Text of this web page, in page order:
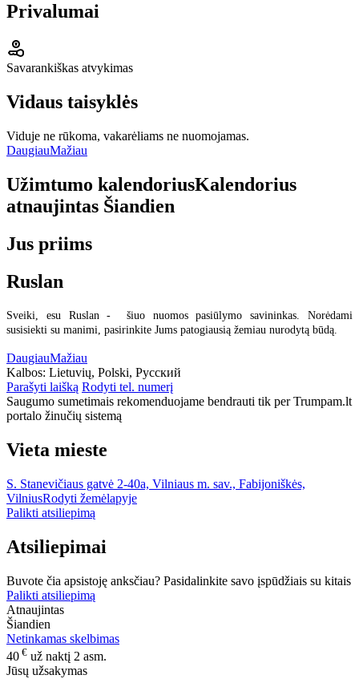
Privalumai
Savarankiškas atvykimas
Vidaus taisyklės
Viduje ne rūkoma, vakarėliams ne nuomojamas.
DaugiauMažiau
Užimtumo kalendoriusKalendorius
atnaujintas Šiandien
Jus priims
Ruslan
Sveiki, esu Ruslan - šiuo nuomos pasiūlymo savininkas. Norėdami
susisiekti su manimi, pasirinkite Jums patogiausią žemiau nurodytą būdą.
DaugiauMažiau
Kalbos: Lietuvių, Polski, Русский
Parašyti laišką Rodyti tel. numerį
Saugumo sumetimais rekomenduojame bendrauti tik per Trumpam.lt
portalo žinučių sistemą
Vieta mieste
S. Stanevičiaus gatvė 2-40a, Vilniaus m. sav., Fabijoniškės,
VilniusRodyti žemėlapyje
Palikti atsiliepimą
Atsiliepimai
Buvote čia apsistoję anksčiau? Pasidalinkite savo įspūdžiais su kitais
Palikti atsiliepimą
Atnaujintas
Šiandien
Netinkamas skelbimas
40 € už naktį 2 asm.
Jūsų užsakymas